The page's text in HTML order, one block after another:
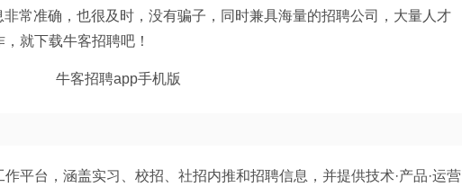
常准确，也很及时，没有骗子，同时兼具海量的招聘公司，大量人才
就下载牛客招聘吧！
平台，涵盖实习、校招、社招内推和招聘信息，并提供技术·产品·运营